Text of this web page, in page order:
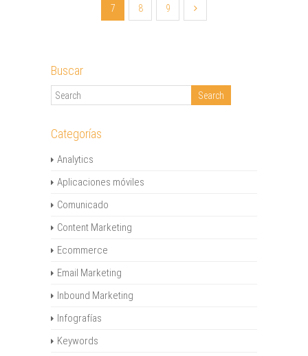
7 8 9
Buscar
Categorías
Analytics
Aplicaciones móviles
Comunicado
Content Marketing
Ecommerce
Email Marketing
Inbound Marketing
Infografías
Keywords